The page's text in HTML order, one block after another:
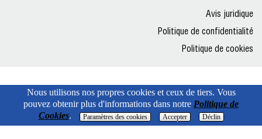
Avis juridique
Politique de confidentialité
Politique de cookies
Nous utilisons nos propres cookies et ceux de tiers. Vous
pouvez obtenir plus d'informations dans notre Politique de
Cookies. Paramètres des cookies Accepter Déclin